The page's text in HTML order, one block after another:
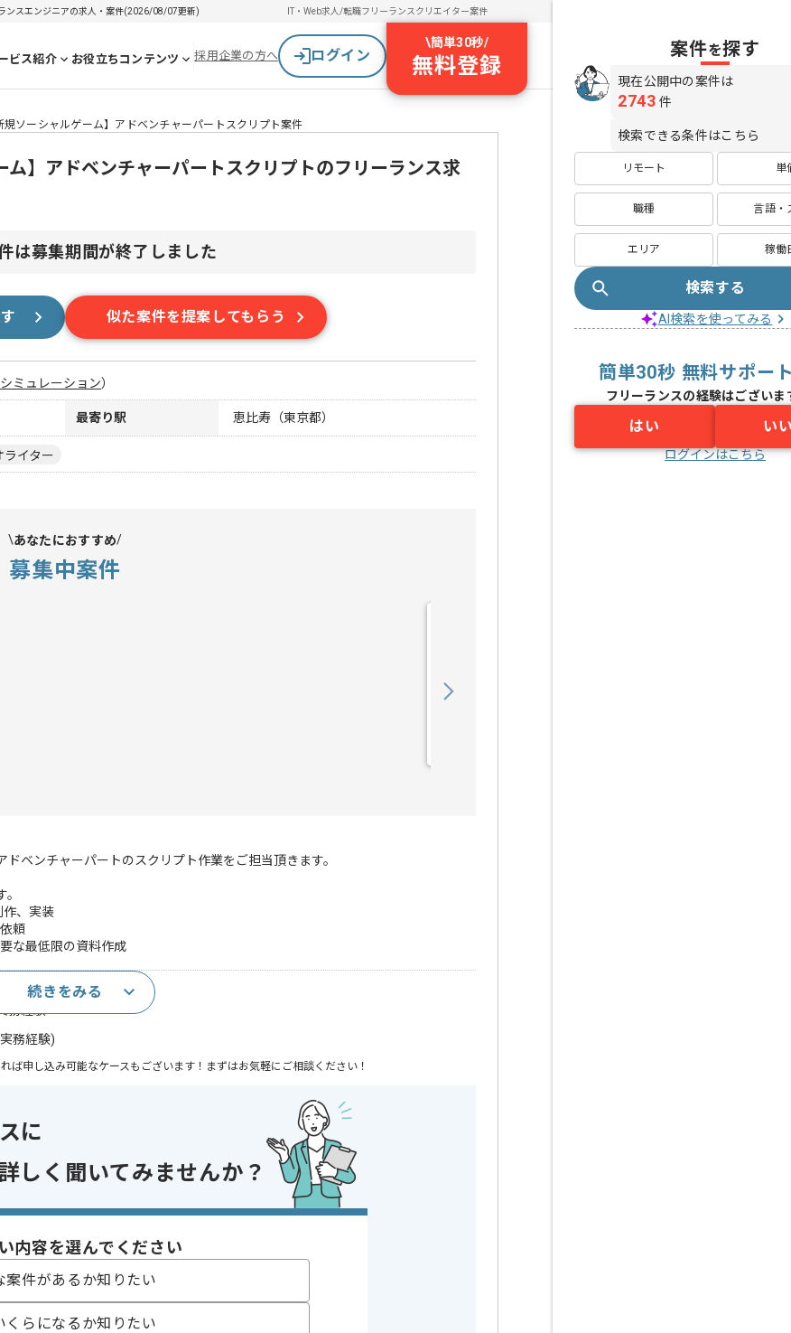
ンスエンジニアの求人・案件(2026/08/07更新) IT・Web求人/転職フリーランスクリエイター案件
ビス紹介 お役立ちコンテンツ 採用企業の方へ ログイン
\簡単30秒/
無料登録
規ソーシャルゲーム】アドベンチャーパートスクリプト案件
ム】アドベンチャーパートスクリプトのフリーランス求
は募集期間が終了しました
似た案件を提案してもらう
ミュレーション）
最寄り駅 恵比寿（東京都）
ライター
あなたにおすすめ
募集中案件
ドベンチャーパートのスクリプト作業をご担当頂きます。
、実装
頼
な最低限の資料作成
経験
務経験
務経験)
ば申し込み可能なケースもございます！まずはお気軽にご相談ください！
ム
募 , ゲーム好き歓迎 , ベンチャー企業 , 服装自由
時間
続きをみる
に
しく聞いてみませんか？
内容を選んでください
案件があるか知りたい
くらになるか知りたい
案件を探す
現在公開中の案件は
2743 件
検索できる条件はこちら
リモート 単
職種 言語・
エリア 稼働
検索する
AI検索を使ってみる
簡単30秒 無料サポー
フリーランスの経験はございま
はい い
ログインはこちら